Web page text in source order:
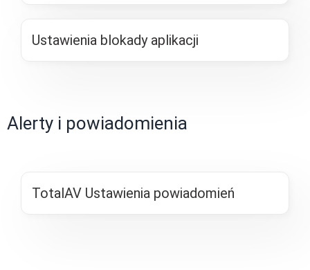
Ustawienia blokady aplikacji
Alerty i powiadomienia
TotalAV Ustawienia powiadomień